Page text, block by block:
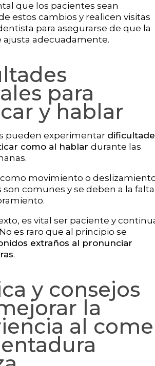
que los pacientes sean
estos cambios y realicen visitas
para asegurarse de que la
ajusta adecuadamente.
para
y hablar
pueden experimentar
como al hablar durante las
como movimiento o
son comunes y se deben a la falta
es vital ser paciente y
es raro que al principio se
extraños al pronunciar
.
y consejos
la
al